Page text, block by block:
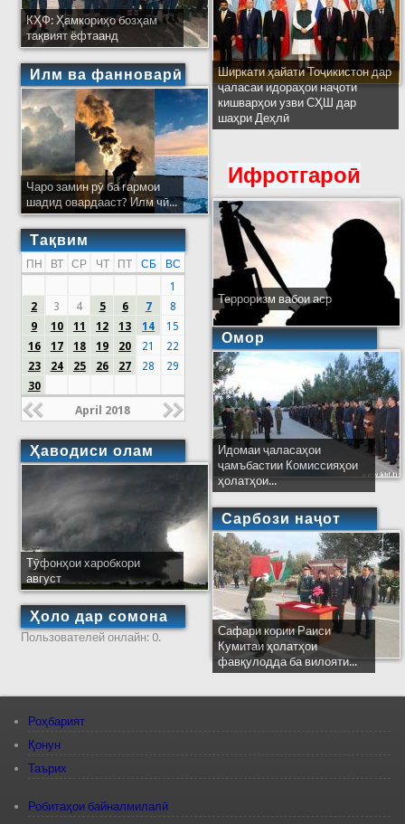
КҲФ: Ҳамкориҳо бозҳам
тақвият ёфтаанд
Илм ва фанноварӣ
Чаро замин рӯ ба гармои
шадид овардааст? Илм чӣ...
Тақвим
ПН ВТ СР ЧТ ПТ СБ
ВС
1
2
3 4 5 6 7
8
9
10 11 12 13 14
15
16
17 18 19 20 21
22
23
24 25 26 27 28
29
30
April 2018
Ҳаводиси олам
Тӯфонҳои харобкори
август
Ҳоло дар сомона
Пользователей онлайн: 0.
Ширкати ҳайати Тоҷикистон дар
ҷаласаи идораҳои наҷоти
кишварҳои узви СҲШ дар
шаҳри Деҳлӣ
Ифротгароӣ
Терроризм вабои аср
Омор
Идомаи ҷаласаҳои
ҷамъбастии Комиссияҳои
ҳолатҳои...
Сарбози наҷот
Сафари кории Раиси
Кумитаи ҳолатҳои
фавқулодда ба вилояти...
Роҳбарият
Қонун
Таърих
Робитаҳои байналмилалӣ